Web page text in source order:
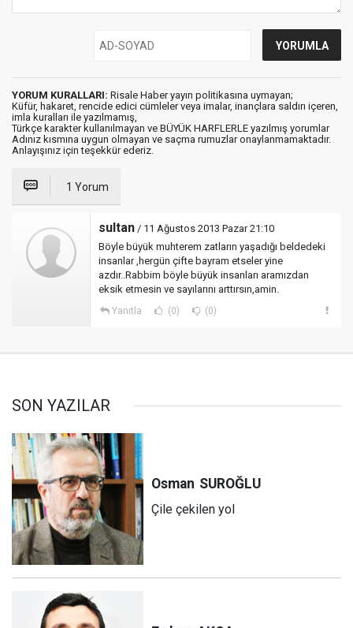
YORUM KURALLARI: Risale Haber yayın politikasına uymayan;
Küfür, hakaret, rencide edici cümleler veya imalar, inançlara saldırı içeren,
imla kuralları ile yazılmamış,
Türkçe karakter kullanılmayan ve BÜYÜK HARFLERLE yazılmış yorumlar
Adınız kısmına uygun olmayan ve saçma rumuzlar onaylanmamaktadır.
Anlayışınız için teşekkür ederiz.
1 Yorum
sultan / 11 Ağustos 2013 Pazar 21:10
Böyle büyük muhterem zatların yaşadığı beldedeki
insanlar ,hergün çifte bayram etseler yine
azdır..Rabbim böyle büyük insanları aramızdan
eksik etmesin ve sayılarını arttırsın,amin.
Yanıtla (0) (0)
SON YAZILAR
Osman SUROĞLU
Çile çekilen yol